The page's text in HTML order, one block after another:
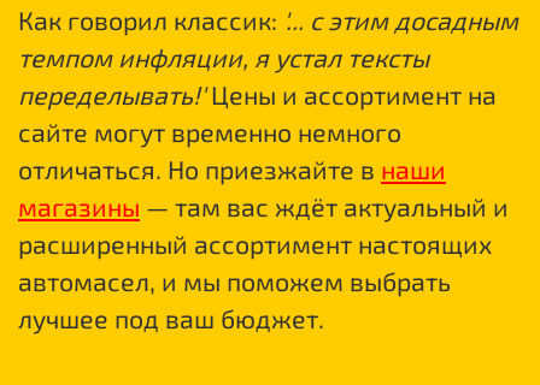
Как говорил классик: '... с этим досадным
темпом инфляции, я устал тексты
переделывать!'Цены и ассортимент на
сайте могут временно немного
отличаться. Но приезжайте в наши
магазины — там вас ждёт актуальный и
расширенный ассортимент настоящих
автомасел, и мы поможем выбрать
лучшее под ваш бюджет.